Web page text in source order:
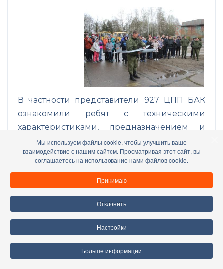
Мы используем файлы cookie, чтобы улучшить ваше
взаимодействие с нашим сайтом. Просматривая этот сайт, вы
соглашаетесь на использование нами файлов cookie.
Принимаю
Отклонить
Настройки
Больше информации
В частности представители 927 ЦПП БАК
ознакомили ребят с техническими
характеристиками, предназначением и
особенностями применения беспилотных
авиационных комплексов состоящих на
продемонстрировали порядок подготовки
к работе и запуск одного из летательных
руководством
accessible